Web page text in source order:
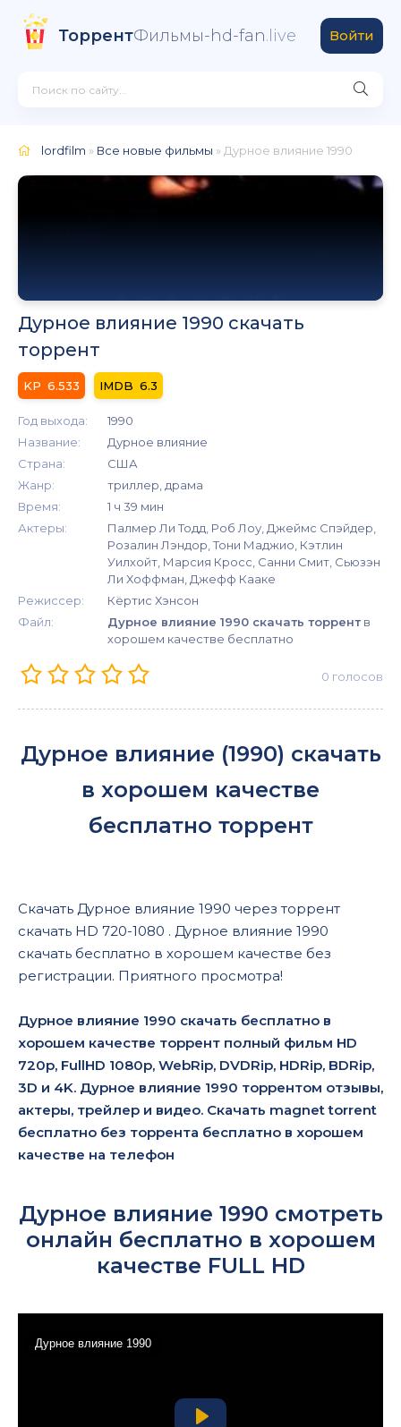
ТоррентФильмы-hd-fan.live Войти
lordfilm » Все новые фильмы » Дурное влияние 1990
Дурное влияние 1990 скачать
торрент
6.533 6.3
Год выхода:
1990
Название:
Дурное влияние
Страна:
США
Жанр:
триллер, драма
Время:
1 ч 39 мин
Актеры:
Палмер Ли Тодд, Роб Лоу, Джеймс Спэйдер,
Розалин Лэндор, Тони Маджио, Кэтлин
Уилхойт, Марсия Кросс, Санни Смит, Сьюзэн
Ли Хоффман, Джефф Кааке
Режиссер:
Кёртис Хэнсон
Файл:
Дурное влияние 1990 скачать торрент в
хорошем качестве бесплатно
0 голосов
Дурное влияние (1990) скачать
в хорошем качестве
бесплатно торрент
Скачать Дурное влияние 1990 через торрент
скачать HD 720-1080 . Дурное влияние 1990
скачать бесплатно в хорошем качестве без
регистрации. Приятного просмотра!
Дурное влияние 1990 скачать бесплатно в
хорошем качестве торрент полный фильм HD
720p, FullHD 1080p, WebRip, DVDRip, HDRip, BDRip,
3D и 4K. Дурное влияние 1990 торрентом отзывы,
актеры, трейлер и видео. Скачать magnet torrent
бесплатно без торрента бесплатно в хорошем
качестве на телефон
Дурное влияние 1990 смотреть
онлайн бесплатно в хорошем
качестве FULL HD
Дурное влияние 1990